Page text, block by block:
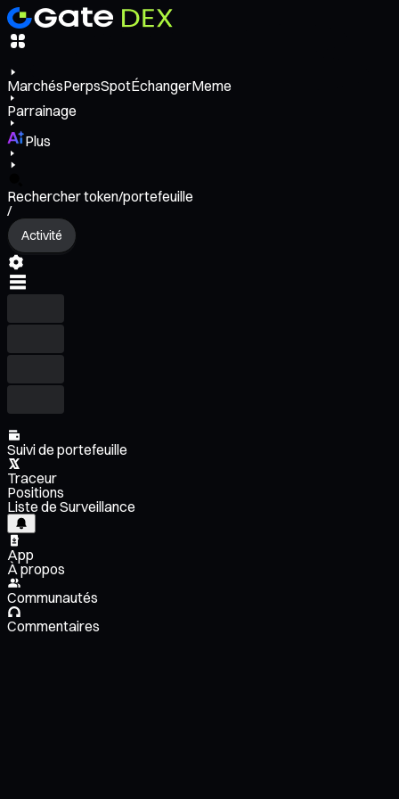
MarchésPerpsSpotÉchangerMeme
Parrainage
Plus
Rechercher token/portefeuille
/
Activité
Suivi de portefeuille
Traceur
Positions
Liste de Surveillance
App
À propos
Communautés
Commentaires